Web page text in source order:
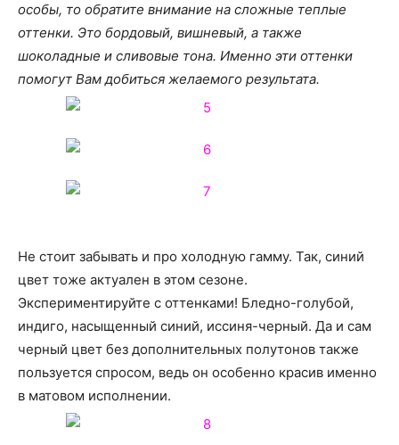
особы, то обратите внимание на сложные теплые
оттенки. Это бордовый, вишневый, а также
шоколадные и сливовые тона. Именно эти оттенки
помогут Вам добиться желаемого результата.
Не стоит забывать и про холодную гамму. Так, синий
цвет тоже актуален в этом сезоне.
Экспериментируйте с оттенками! Бледно-голубой,
индиго, насыщенный синий, иссиня-черный. Да и сам
черный цвет без дополнительных полутонов также
пользуется спросом, ведь он особенно красив именно
в матовом исполнении.